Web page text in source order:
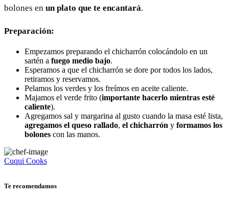
bolones en un plato que te encantará.
Preparación:
Empezamos preparando el chicharrón colocándolo en un
sartén a fuego medio bajo.
Esperamos a que el chicharrón se dore por todos los lados,
retiramos y reservamos.
Pelamos los verdes y los freímos en aceite caliente.
Majamos el verde frito (importante hacerlo mientras esté
caliente).
Agregamos sal y margarina al gusto cuando la masa esté lista,
agregamos el queso rallado, el chicharrón y formamos los
bolones con las manos.
Cuqui Cooks
Te recomendamos